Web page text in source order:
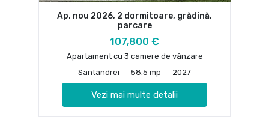
Ap. nou 2026, 2 dormitoare, grădină,
parcare
107,800 €
Apartament cu 3 camere de vânzare
Santandrei
58.5 mp 2027
Vezi mai multe detalii